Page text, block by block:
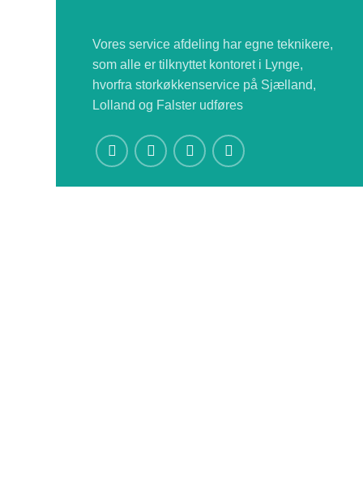
Vores service afdeling har egne teknikere,
som alle er tilknyttet kontoret i Lynge,
hvorfra storkøkkenservice på Sjælland,
Lolland og Falster udføres